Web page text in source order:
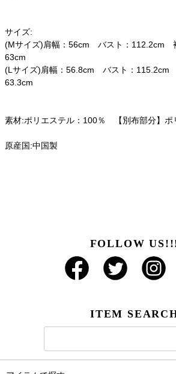
サイズ:
(Mサイズ)肩幅：56cm バスト：112.2cm
63cm
(Lサイズ)肩幅：56.8cm バスト：
63.3cm
素材:ポリエステル：100％ 【別布部分】ポ
原産国:中国製
FOLLOW
ITEM